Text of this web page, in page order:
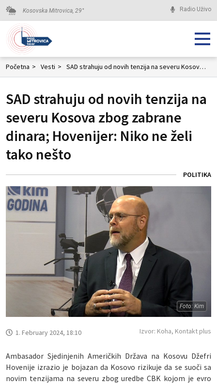
Kosovska Mitrovica, 29° Radio Uživo
Početna > Vesti > SAD strahuju od novih tenzija na severu Kosova zbog zabrane dinara; Hovenijer: Niko ne želi tako nešto
SAD strahuju od novih tenzija na
severu Kosova zbog zabrane
dinara; Hovenijer: Niko ne želi
tako nešto
POLITIKA
Foto: Kim
1. February 2024, 18:10 Izvor: Koha, Kontakt plus
Ambasador Sjedinjenih Američkih Država na Kosovu Džefri
Hovenije izrazio je bojazan da Kosovo rizikuje da se suoči sa
novim tenzijama na severu zbog uredbe CBK kojom je evro